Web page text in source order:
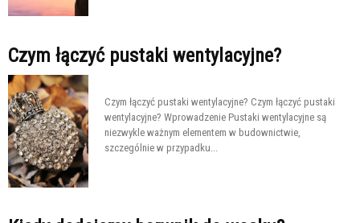
Czym łączyć pustaki wentylacyjne?
Czym łączyć pustaki wentylacyjne? Czym łączyć pustaki
wentylacyjne? Wprowadzenie Pustaki wentylacyjne są
niezwykle ważnym elementem w budownictwie,
szczególnie w przypadku...